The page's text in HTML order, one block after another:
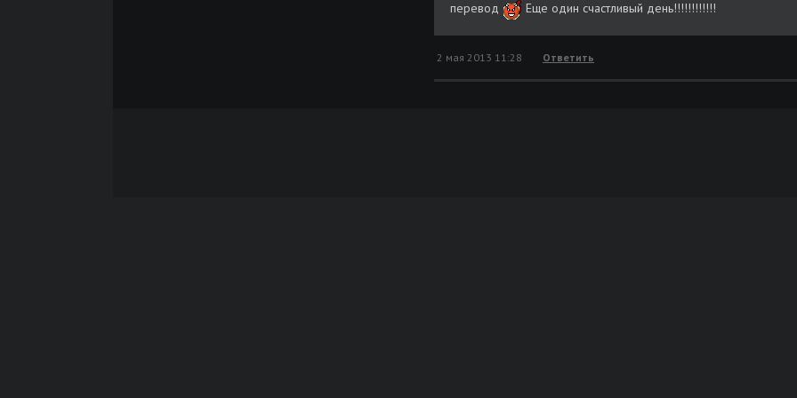
перевод Еще один счастливый день!!!!!!!!!!!!
2 мая 2013 11:28 Ответить